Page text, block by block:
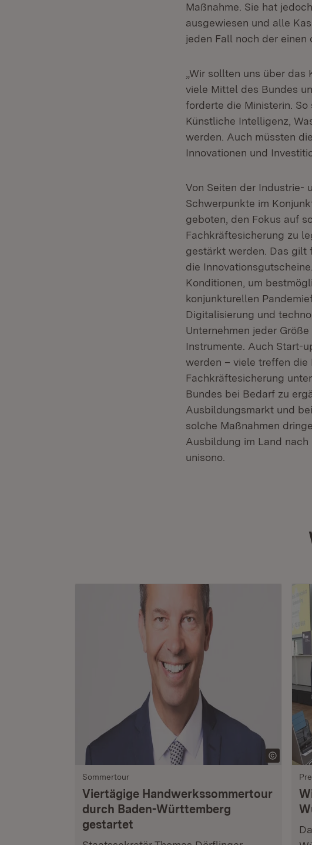
Maßnahme. Sie hat
ausgewiesen und alle
jeden Fall noch der einen
„Wir sollten uns über
viele Mittel des Bundes
forderte die Ministerin.
Künstliche Intelligenz,
werden. Auch müssten
Innovationen und
Von Seiten der Industrie-
Schwerpunkte im
geboten, den Fokus auf
Fachkräftesicherung zu
gestärkt werden. Das gilt
die
Konditionen, um
konjunkturellen
Digitalisierung und
Unternehmen jeder
Instrumente. Auch Start-
werden – viele treffen die
Fachkräftesicherung
Bundes bei Bedarf zu
Ausbildungsmarkt und
solche Maßnahmen
Ausbildung im Land
unisono.
Sommertour
Viertägige Handwerkssommertour
durch Baden-Württemberg
gestartet